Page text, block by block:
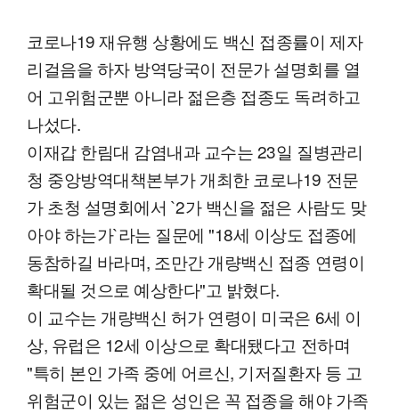
코로나19 재유행 상황에도 백신 접종률이 제자
리걸음을 하자 방역당국이 전문가 설명회를 열
어 고위험군뿐 아니라 젊은층 접종도 독려하고
나섰다.
이재갑 한림대 감염내과 교수는 23일 질병관리
청 중앙방역대책본부가 개최한 코로나19 전문
가 초청 설명회에서 `2가 백신을 젊은 사람도 맞
아야 하는가`라는 질문에 "18세 이상도 접종에
동참하길 바라며, 조만간 개량백신 접종 연령이
확대될 것으로 예상한다"고 밝혔다.
이 교수는 개량백신 허가 연령이 미국은 6세 이
상, 유럽은 12세 이상으로 확대됐다고 전하며
"특히 본인 가족 중에 어르신, 기저질환자 등 고
위험군이 있는 젊은 성인은 꼭 접종을 해야 가족